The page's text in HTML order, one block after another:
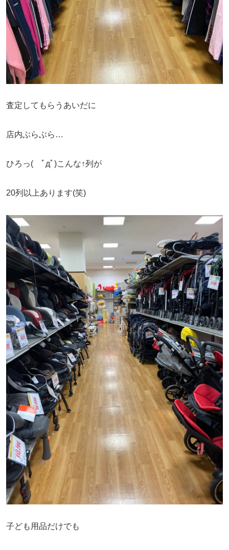
査定してもらうあいだに
店内ぶらぶら…
ひろっ( ﾟдﾟ)こんな↑列が
20列以上あります(笑)
子ども用品だけでも